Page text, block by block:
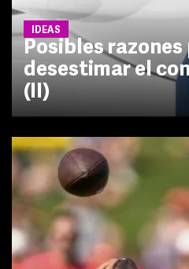
IDEAS
Posibles razones
desestimar el
(II)